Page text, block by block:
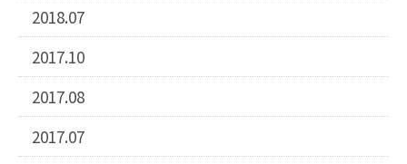
2018.07
2017.10
2017.08
2017.07